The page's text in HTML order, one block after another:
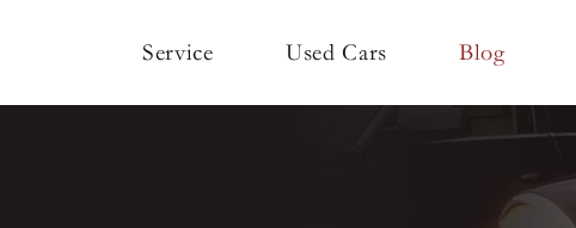
Service Used Cars Blog